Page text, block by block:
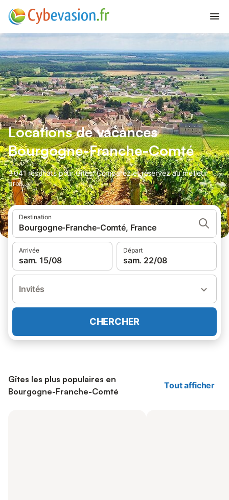
Locations de vacances
Bourgogne-Franche-Comté
3 041 résultats pour Gîtes. Comparez et réservez au meilleur
prix!
Destination
Bourgogne-Franche-Comté, France
Arrivée
sam. 15/08
Départ
sam. 22/08
Invités
CHERCHER
Gîtes les plus populaires en
Bourgogne-Franche-Comté
Tout afficher